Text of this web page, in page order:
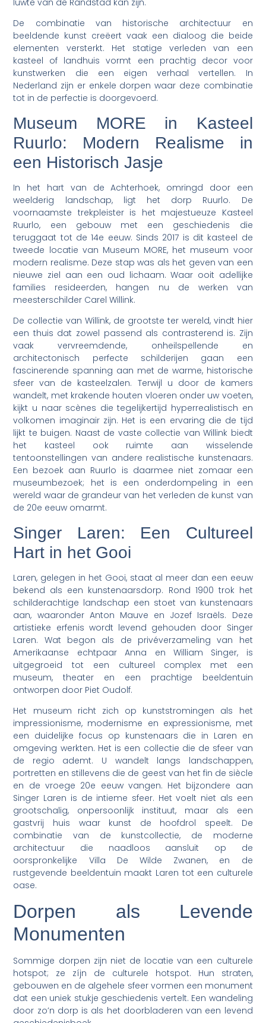
luwte van de Randstad kan zijn.
De combinatie van historische architectuur en
beeldende kunst creëert vaak een dialoog die beide
elementen versterkt. Het statige verleden van een
kasteel of landhuis vormt een prachtig decor voor
kunstwerken die een eigen verhaal vertellen. In
Nederland zijn er enkele dorpen waar deze combinatie
tot in de perfectie is doorgevoerd.
Museum MORE in Kasteel
Ruurlo: Modern Realisme in
een Historisch Jasje
In het hart van de Achterhoek, omringd door een
weelderig landschap, ligt het dorp Ruurlo. De
voornaamste trekpleister is het majestueuze Kasteel
Ruurlo, een gebouw met een geschiedenis die
teruggaat tot de 14e eeuw. Sinds 2017 is dit kasteel de
tweede locatie van Museum MORE, het museum voor
modern realisme. Deze stap was als het geven van een
nieuwe ziel aan een oud lichaam. Waar ooit adellijke
families resideerden, hangen nu de werken van
meesterschilder Carel Willink.
De collectie van Willink, de grootste ter wereld, vindt hier
een thuis dat zowel passend als contrasterend is. Zijn
vaak vervreemdende, onheilspellende en
architectonisch perfecte schilderijen gaan een
fascinerende spanning aan met de warme, historische
sfeer van de kasteelzalen. Terwijl u door de kamers
wandelt, met krakende houten vloeren onder uw voeten,
kijkt u naar scènes die tegelijkertijd hyperrealistisch en
volkomen imaginair zijn. Het is een ervaring die de tijd
lijkt te buigen. Naast de vaste collectie van Willink biedt
het kasteel ook ruimte aan wisselende
tentoonstellingen van andere realistische kunstenaars.
Een bezoek aan Ruurlo is daarmee niet zomaar een
museumbezoek; het is een onderdompeling in een
wereld waar de grandeur van het verleden de kunst van
de 20e eeuw omarmt.
Singer Laren: Een Cultureel
Hart in het Gooi
Laren, gelegen in het Gooi, staat al meer dan een eeuw
bekend als een kunstenaarsdorp. Rond 1900 trok het
schilderachtige landschap een stoet van kunstenaars
aan, waaronder Anton Mauve en Jozef Israëls. Deze
artistieke erfenis wordt levend gehouden door Singer
Laren. Wat begon als de privéverzameling van het
Amerikaanse echtpaar Anna en William Singer, is
uitgegroeid tot een cultureel complex met een
museum, theater en een prachtige beeldentuin
ontworpen door Piet Oudolf.
Het museum richt zich op kunststromingen als het
impressionisme, modernisme en expressionisme, met
een duidelijke focus op kunstenaars die in Laren en
omgeving werkten. Het is een collectie die de sfeer van
de regio ademt. U wandelt langs landschappen,
portretten en stillevens die de geest van het fin de siècle
en de vroege 20e eeuw vangen. Het bijzondere aan
Singer Laren is de intieme sfeer. Het voelt niet als een
grootschalig, onpersoonlijk instituut, maar als een
gastvrij huis waar kunst de hoofdrol speelt. De
combinatie van de kunstcollectie, de moderne
architectuur die naadloos aansluit op de
oorspronkelijke Villa De Wilde Zwanen, en de
rustgevende beeldentuin maakt Laren tot een culturele
oase.
Dorpen als Levende
Monumenten
Sommige dorpen zijn niet de locatie van een culturele
hotspot; ze zíjn de culturele hotspot. Hun straten,
gebouwen en de algehele sfeer vormen een monument
dat een uniek stukje geschiedenis vertelt. Een wandeling
door zo’n dorp is als het doorbladeren van een levend